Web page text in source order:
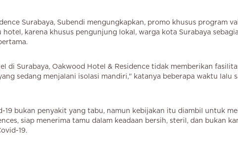
Surabaya, Subendi mengungkapkan, promo khusus program
karena khusus pengunjung lokal, warga kota Surabaya
di Surabaya, Oakwood Hotel & Residence tidak memberikan
sedang menjalani isolasi mandiri," katanya beberapa waktu lalu
19 bukan penyakit yang tabu, namun kebijakan itu diambil untuk
siap menerima tamu dalam keadaan bersih, steril, dan bukan
19.